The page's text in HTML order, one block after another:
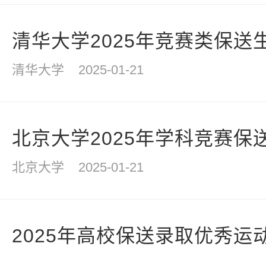
清华大学2025年竞赛类保送
清华大学 2025-01-21
北京大学2025年学科竞赛保
北京大学 2025-01-21
2025年高校保送录取优秀运